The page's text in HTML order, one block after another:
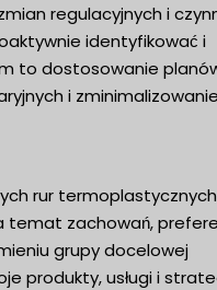
regulacyjnych i
identyfikować i
to dostosowanie
i
rur termoplastycznych
temat zachowań,
grupy docelowej
produkty, usługi i